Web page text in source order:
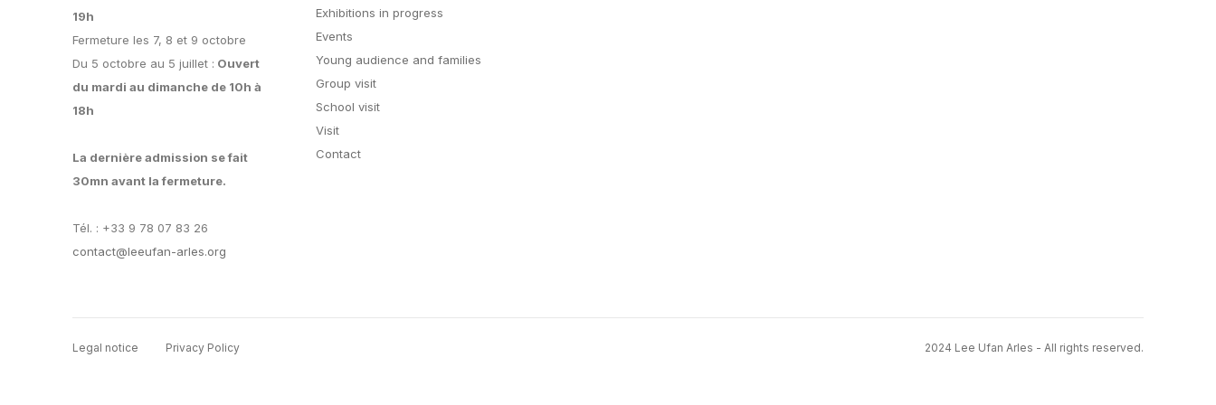
19h
Fermeture les 7, 8 et 9 octobre
Du 5 octobre au 5 juillet : Ouvert
du mardi au dimanche de 10h à
18h
La dernière admission se fait
30mn avant la fermeture.
Tél. : +33 9 78 07 83 26
contact@leeufan-arles.org
Exhibitions in progress
Events
Young audience and families
Group visit
School visit
Visit
Contact
Legal notice Privacy Policy 2024 Lee Ufan Arles - All rights reserved.